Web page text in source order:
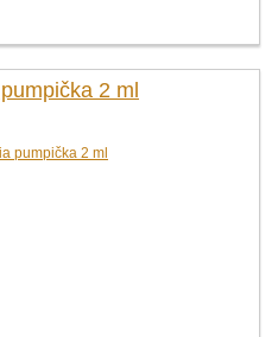
2 ml